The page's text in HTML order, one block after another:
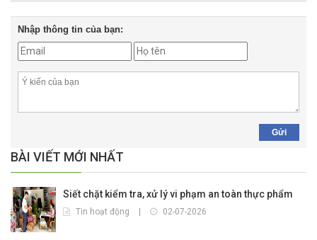
Nhập thông tin của bạn:
Gửi
BÀI VIẾT MỚI NHẤT
Siết chặt kiểm tra, xử lý vi phạm an toàn thực phẩm
Tin hoạt động 02-07-2026